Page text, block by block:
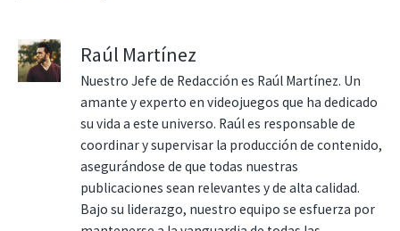
Raúl Martínez
Nuestro Jefe de Redacción es Raúl Martínez. Un
amante y experto en videojuegos que ha dedicado
su vida a este universo. Raúl es responsable de
coordinar y supervisar la producción de contenido,
asegurándose de que todas nuestras
publicaciones sean relevantes y de alta calidad.
Bajo su liderazgo, nuestro equipo se esfuerza por